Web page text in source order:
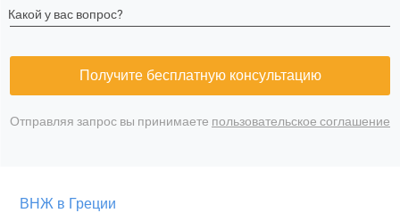
Какой у вас вопрос?
Получите бесплатную консультацию
Отправляя запрос вы принимаете пользовательское соглашение
ВНЖ в Греции